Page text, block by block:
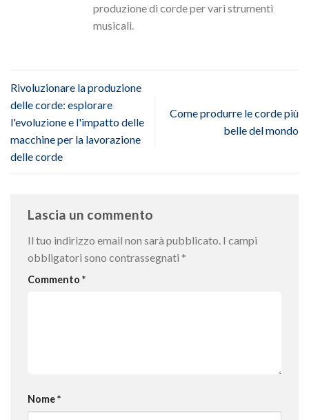
produzione di corde per vari strumenti
musicali.
Rivoluzionare la produzione
delle corde: esplorare
l'evoluzione e l'impatto delle
macchine per la lavorazione
delle corde
Come produrre le corde più
belle del mondo
Lascia un commento
Il tuo indirizzo email non sarà pubblicato. I campi
obbligatori sono contrassegnati *
Commento *
Nome*